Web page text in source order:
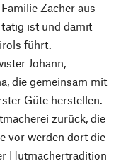
Zacher aus
ist und damit
führt.
Johann,
die gemeinsam mit
Güte herstellen.
zurück, die
vor werden dort die
Hutmachertradition